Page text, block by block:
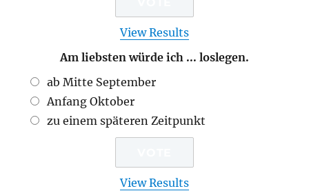
View Results
Am liebsten würde ich ... loslegen.
ab Mitte September
Anfang Oktober
zu einem späteren Zeitpunkt
View Results